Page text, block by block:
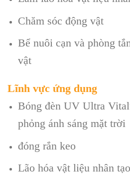
Chăm sóc động vật
Bể nuôi cạn và phòng
vật
Lĩnh vực ứng dụng
Bóng đèn UV Ultra
phỏng ánh sáng mặt trời
đóng rắn keo
Lão hóa vật liệu nhân tạo